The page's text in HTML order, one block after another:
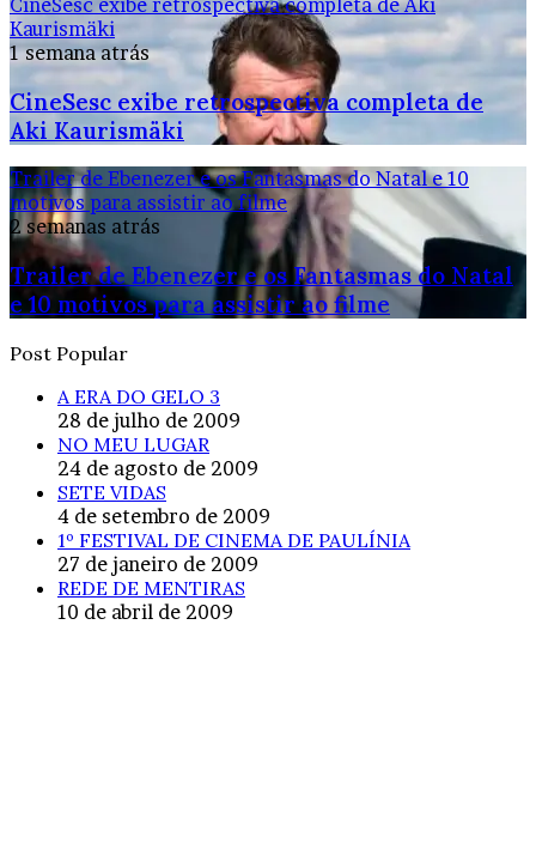
CineSesc exibe retrospectiva completa de Aki
Kaurismäki
1 semana atrás
CineSesc exibe retrospectiva completa de
Aki Kaurismäki
Trailer de Ebenezer e os Fantasmas do Natal e 10
motivos para assistir ao filme
2 semanas atrás
Trailer de Ebenezer e os Fantasmas do Natal
e 10 motivos para assistir ao filme
Post Popular
A ERA DO GELO 3
28 de julho de 2009
NO MEU LUGAR
24 de agosto de 2009
SETE VIDAS
4 de setembro de 2009
1º FESTIVAL DE CINEMA DE PAULÍNIA
27 de janeiro de 2009
REDE DE MENTIRAS
10 de abril de 2009